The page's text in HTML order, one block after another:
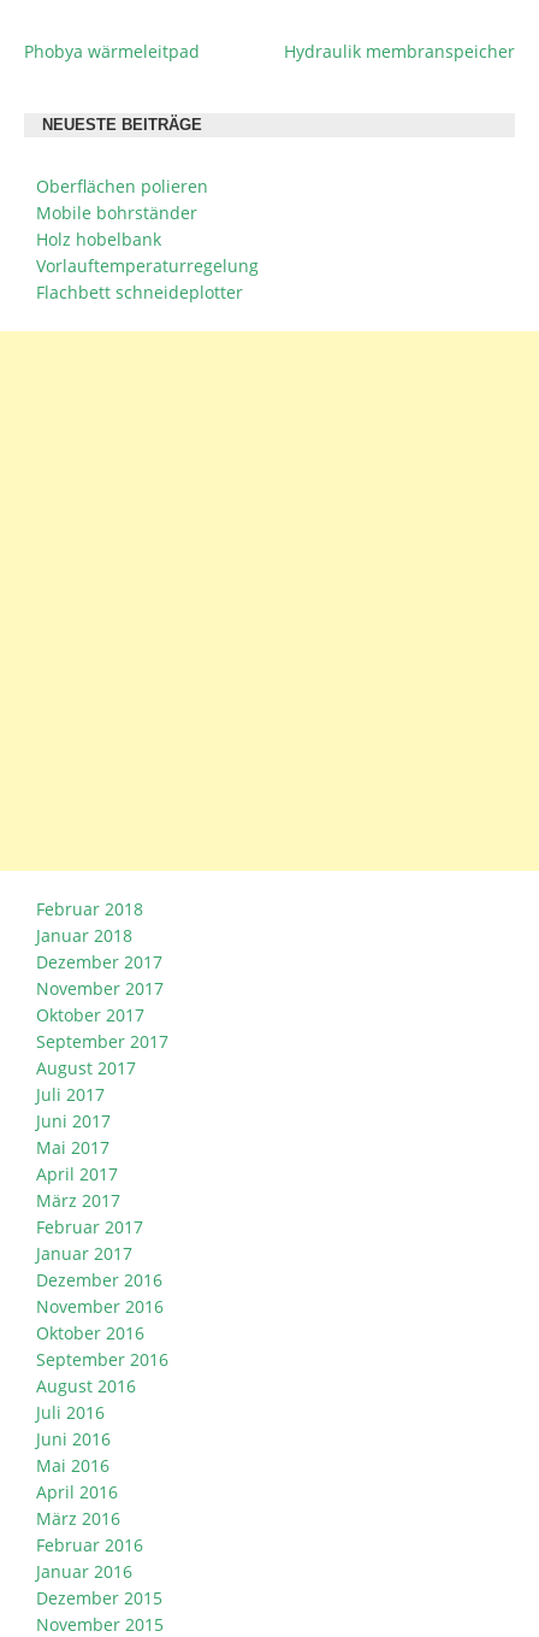
BEITRAGSNAVIGATION
Phobya wärmeleitpad Hydraulik membranspeicher
NEUESTE BEITRÄGE
Oberflächen polieren
Mobile bohrständer
Holz hobelbank
Vorlauftemperaturregelung
Flachbett schneideplotter
Februar 2018
Januar 2018
Dezember 2017
November 2017
Oktober 2017
September 2017
August 2017
Juli 2017
Juni 2017
Mai 2017
April 2017
März 2017
Februar 2017
Januar 2017
Dezember 2016
November 2016
Oktober 2016
September 2016
August 2016
Juli 2016
Juni 2016
Mai 2016
April 2016
März 2016
Februar 2016
Januar 2016
Dezember 2015
November 2015